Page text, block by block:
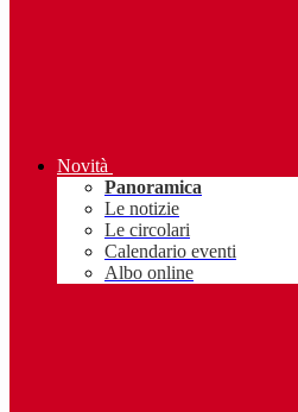
Novità
Panoramica
Le notizie
Le circolari
Calendario eventi
Albo online